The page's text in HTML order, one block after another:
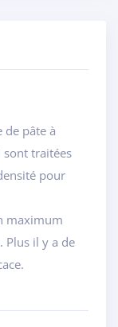
pâte à
sont traitées
pour
maximum
Plus il y a de